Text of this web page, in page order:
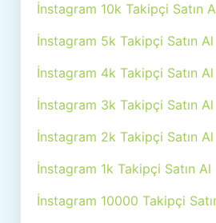
İnstagram 10k Takipçi Satın
İnstagram 5k Takipçi Satın Al
İnstagram 4k Takipçi Satın Al
İnstagram 3k Takipçi Satın Al
İnstagram 2k Takipçi Satın Al
İnstagram 1k Takipçi Satın Al
İnstagram 10000 Takipçi